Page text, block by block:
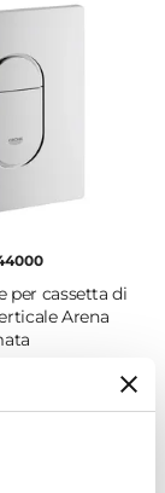
per cassetta di
Arena